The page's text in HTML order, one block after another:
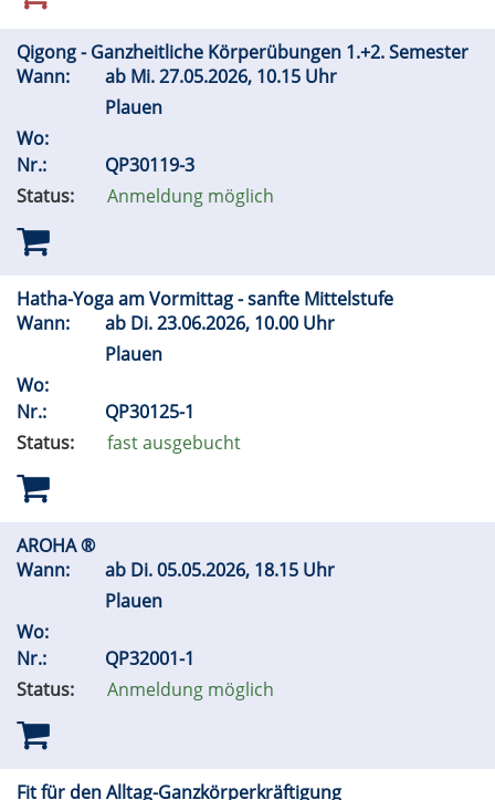
Qigong - Ganzheitliche Körperübungen 1.+2. Semester
Wann:
ab Mi.27.05.2026, 10.15 Uhr
Plauen
Wo:
Nr.:
QP30119-3
Status:
Anmeldung möglich
Hatha-Yoga am Vormittag - sanfte Mittelstufe
Wann:
ab Di.23.06.2026, 10.00 Uhr
Plauen
Wo:
Nr.:
QP30125-1
Status:
fast ausgebucht
AROHA ®
Wann:
ab Di.05.05.2026, 18.15 Uhr
Plauen
Wo:
Nr.:
QP32001-1
Status:
Anmeldung möglich
Fit für den Alltag-Ganzkörperkräftigung